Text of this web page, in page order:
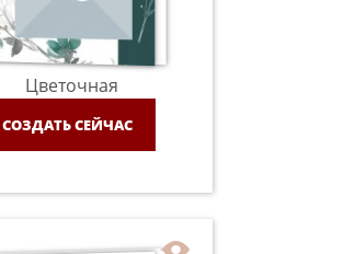
Цветочная
СОЗДАТЬ СЕЙЧАС